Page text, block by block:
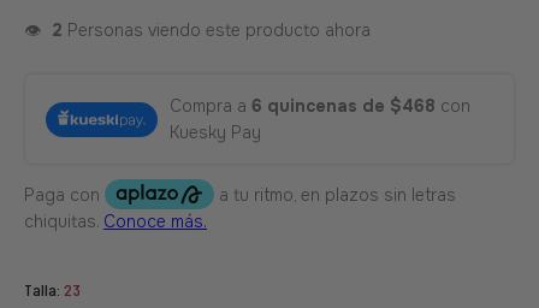
👁️ 2 Personas viendo este producto ahora
Compra a 6 quincenas de $468 con
Kuesky Pay
Talla: 23